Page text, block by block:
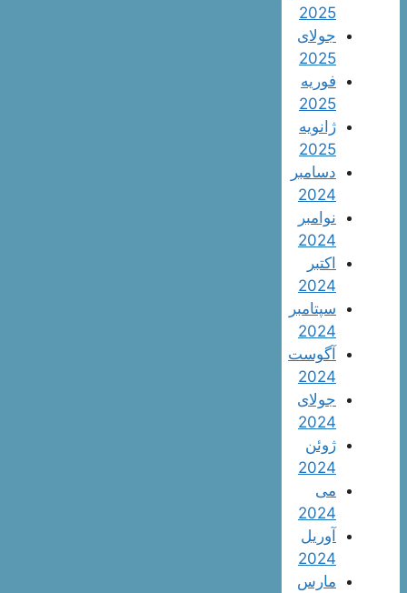
2025
جولای
2025
فوریه
2025
ژانویه
2025
دسامبر
2024
نوامبر
2024
اکتبر
2024
سپتامبر
2024
آگوست
2024
جولای
2024
ژوئن
2024
می
2024
آوریل
2024
مارس